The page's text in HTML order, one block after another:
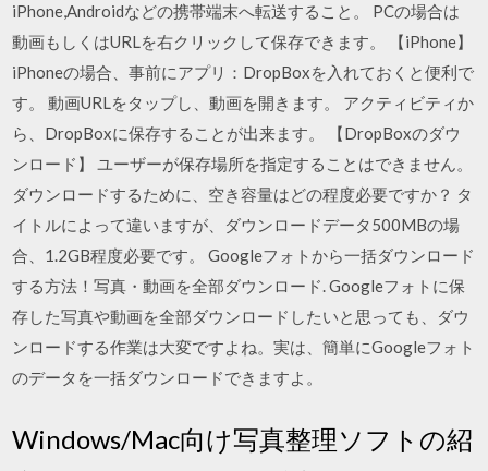
iPhone,Androidなどの携帯端末へ転送すること。 PCの場合は
動画もしくはURLを右クリックして保存できます。 【iPhone】
iPhoneの場合、事前にアプリ：DropBoxを入れておくと便利で
す。 動画URLをタップし、動画を開きます。 アクティビティか
ら、DropBoxに保存することが出来ます。 【DropBoxのダウ
ンロード】 ユーザーが保存場所を指定することはできません。
ダウンロードするために、空き容量はどの程度必要ですか？ タ
イトルによって違いますが、ダウンロードデータ500MBの場
合、1.2GB程度必要です。 Googleフォトから一括ダウンロード
する方法！写真・動画を全部ダウンロード. Googleフォトに保
存した写真や動画を全部ダウンロードしたいと思っても、ダウ
ンロードする作業は大変ですよね。実は、簡単にGoogleフォト
のデータを一括ダウンロードできますよ。
Windows/Mac向け写真整理ソフトの紹